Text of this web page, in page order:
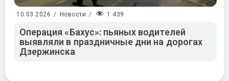
10.03.2026 / Новости / 1 439
Операция «Бахус»: пьяных водителей
выявляли в праздничные дни на дорогах
Дзержинска